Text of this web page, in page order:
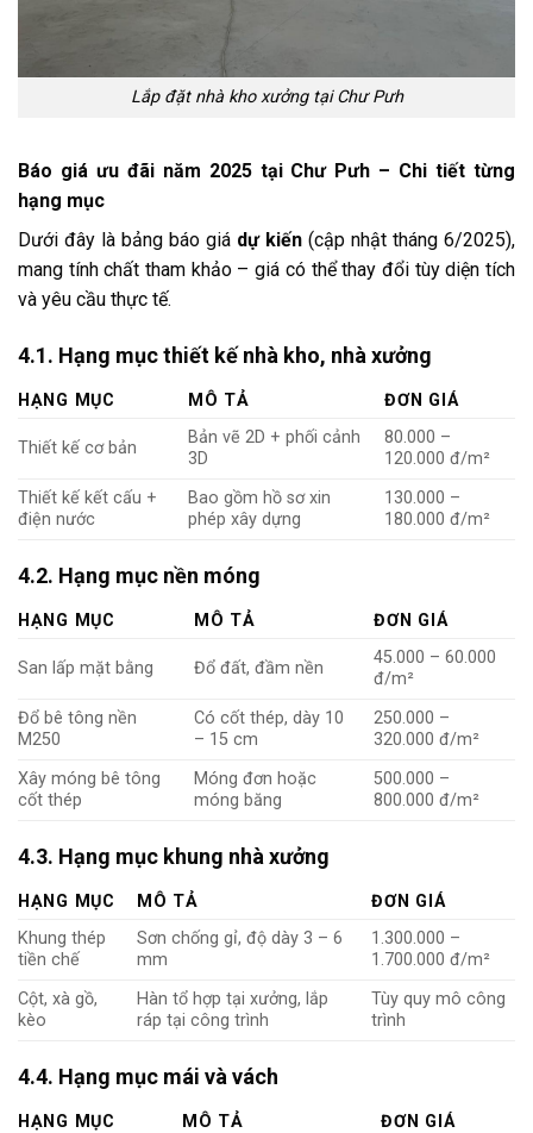
Lắp đặt nhà kho xưởng tại Chư Pưh
Báo giá ưu đãi năm 2025 tại Chư Pưh – Chi tiết từng
hạng mục
Dưới đây là bảng báo giá dự kiến (cập nhật tháng 6/2025),
mang tính chất tham khảo – giá có thể thay đổi tùy diện tích
và yêu cầu thực tế.
4.1. Hạng mục thiết kế nhà kho, nhà xưởng
HẠNG MỤC MÔ TẢ ĐƠN GIÁ
Thiết kế cơ bản
Bản vẽ 2D + phối cảnh
3D
80.000 –
120.000 đ/m²
Thiết kế kết cấu +
điện nước
Bao gồm hồ sơ xin
phép xây dựng
130.000 –
180.000 đ/m²
4.2. Hạng mục nền móng
HẠNG MỤC MÔ TẢ ĐƠN GIÁ
San lấp mặt bằng Đổ đất, đầm nền
45.000 – 60.000
đ/m²
Đổ bê tông nền
M250
Có cốt thép, dày 10
– 15 cm
250.000 –
320.000 đ/m²
Xây móng bê tông
cốt thép
Móng đơn hoặc
móng băng
500.000 –
800.000 đ/m²
4.3. Hạng mục khung nhà xưởng
HẠNG MỤC MÔ TẢ
ĐƠN GIÁ
Khung thép
tiền chế
Sơn chống gỉ, độ dày 3 – 6
mm
1.300.000 –
1.700.000 đ/m²
Cột, xà gồ,
kèo
Hàn tổ hợp tại xưởng, lắp
ráp tại công trình
Tùy quy mô công
trình
4.4. Hạng mục mái và vách
HẠNG MỤC MÔ TẢ
ĐƠN GIÁ